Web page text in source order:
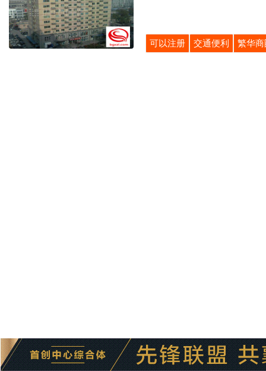
可以注册 交通便利 繁华商